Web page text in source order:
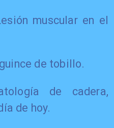
muscular en el
de tobillo.
de cadera,
de hoy.